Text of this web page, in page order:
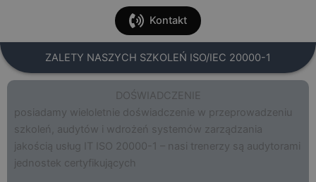
Kontakt
ZALETY NASZYCH SZKOLEŃ ISO/IEC 20000-1
DOŚWIADCZENIE
posiadamy wieloletnie doświadczenie w przeprowadzeniu
szkoleń, audytów i wdrożeń systemów zarządzania
jakością usług IT ISO 20000-1 – nasi trenerzy są audytorami
jednostek certyfikujących